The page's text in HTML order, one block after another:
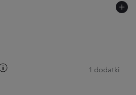
1 dodatki